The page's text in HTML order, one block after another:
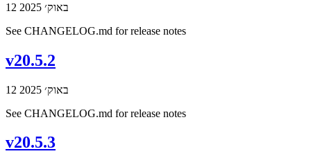
12 באוק׳ 2025
See CHANGELOG.md for release notes
v20.5.2
12 באוק׳ 2025
See CHANGELOG.md for release notes
v20.5.3